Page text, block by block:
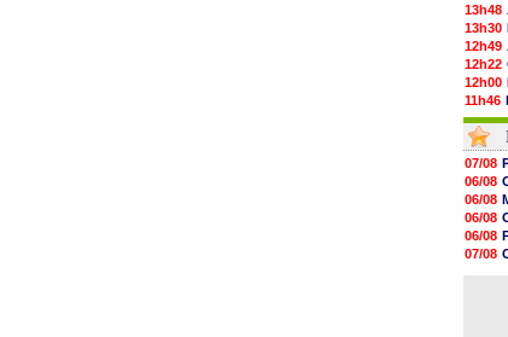
13h48
13h30
12h49
12h22
12h00
11h46
11h20
10h49
10h32
10h10
09h49
09h35
09h08
08h54
08h32
07/08
06/08
06/08
06/08
06/08
07/08